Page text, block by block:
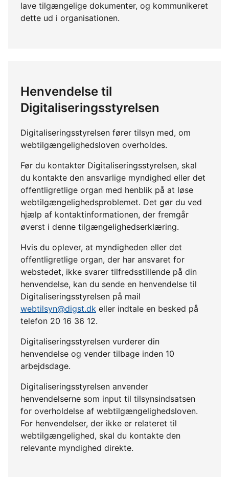
lave tilgængelige dokumenter, og kommunikeret
dette ud i organisationen.
Henvendelse til
Digitaliseringsstyrelsen
Digitaliseringsstyrelsen fører tilsyn med, om
webtilgængelighedsloven overholdes.
Før du kontakter Digitaliseringsstyrelsen, skal
du kontakte den ansvarlige myndighed eller det
offentligretlige organ med henblik på at løse
webtilgængelighedsproblemet. Det gør du ved
hjælp af kontaktinformationen, der fremgår
øverst i denne tilgængelighedserklæring.
Hvis du oplever, at myndigheden eller det
offentligretlige organ, der har ansvaret for
webstedet, ikke svarer tilfredsstillende på din
henvendelse, kan du sende en henvendelse til
Digitaliseringsstyrelsen på mail
webtilsyn@digst.dk eller indtale en besked på
telefon 20 16 36 12.
Digitaliseringsstyrelsen vurderer din
henvendelse og vender tilbage inden 10
arbejdsdage.
Digitaliseringsstyrelsen anvender
henvendelserne som input til tilsynsindsatsen
for overholdelse af webtilgængelighedsloven.
For henvendelser, der ikke er relateret til
webtilgængelighed, skal du kontakte den
relevante myndighed direkte.